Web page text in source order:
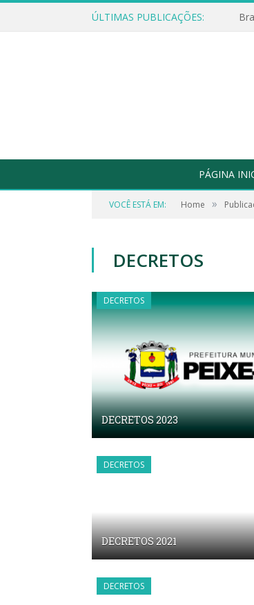
ÚLTIMAS PUBLICAÇÕES:
PÁGINA
VOCÊ ESTÁ EM: Home »
DECRETOS
DECRETOS
DECRETOS 2023
DECRETOS
DECRETOS 2021
DECRETOS